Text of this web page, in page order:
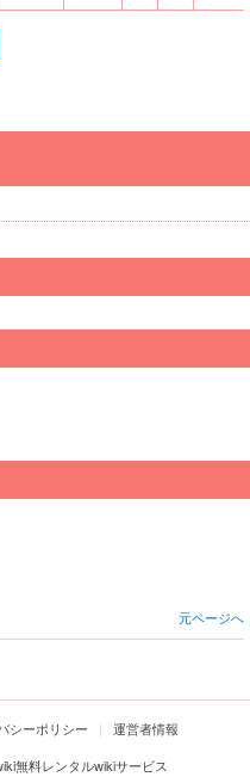
元ページへ
シーポリシー
運営者情報
無料レンタルwikiサービス